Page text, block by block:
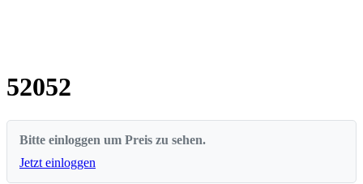
52052
Bitte einloggen um Preis zu sehen.
Jetzt einloggen